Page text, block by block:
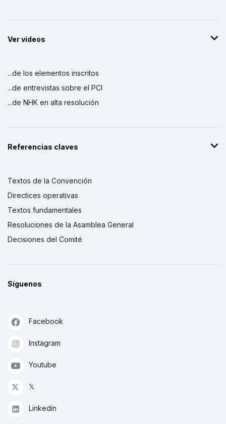
Ver vídeos
...de los elementos inscritos
...de entrevistas sobre el PCI
...de NHK en alta resolución
Referencias claves
Textos de la Convención
Directices operativas
Textos fundamentales
Resoluciones de la Asamblea General
Decisiones del Comité
Síguenos
Facebook
Instagram
Youtube
𝕏
Linkedin